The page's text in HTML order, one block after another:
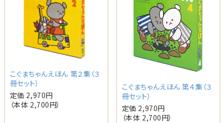
こぐまちゃんえほん 第２集（３
冊セット）
定価 2,970円
（本体 2,700円）
こぐまちゃんえほん 第４集（３
冊セット）
定価 2,970円
（本体 2,700円）